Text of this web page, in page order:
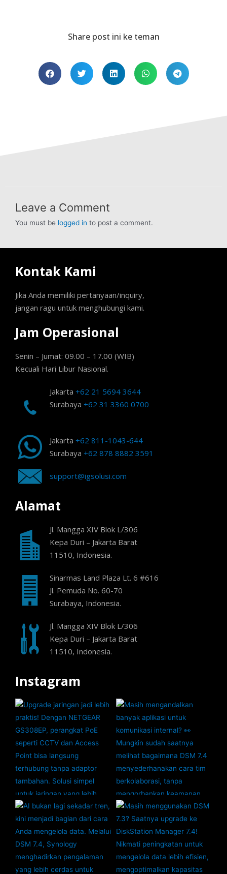
Share post ini ke teman
Leave a Comment
You must be logged in to post a comment.
Kontak Kami
Jika Anda memiliki pertanyaan/inquiry,
jangan ragu untuk menghubungi kami.
Jam Operasional
Senin – Jumat: 09.00 – 17.00 (WIB)
Kecuali Hari Libur Nasional.
Jakarta +62 21 5694 3644
Surabaya +62 31 3360 0700
Jakarta +62 811-1043-644
Surabaya +62 878 8882 3591
support@igsolusi.com
Alamat
Jl. Mangga XIV Blok L/306
Kepa Duri – Jakarta Barat
11510, Indonesia.
Sinarmas Land Plaza Lt. 6 #616
Jl. Pemuda No. 60-70
Surabaya, Indonesia.
Jl. Mangga XIV Blok L/306
Kepa Duri – Jakarta Barat
11510, Indonesia.
Instagram